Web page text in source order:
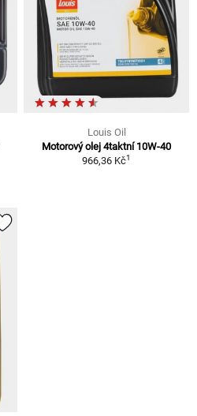
Louis Oil
Motorový olej 4taktní 10W-40
966,36 Kč1